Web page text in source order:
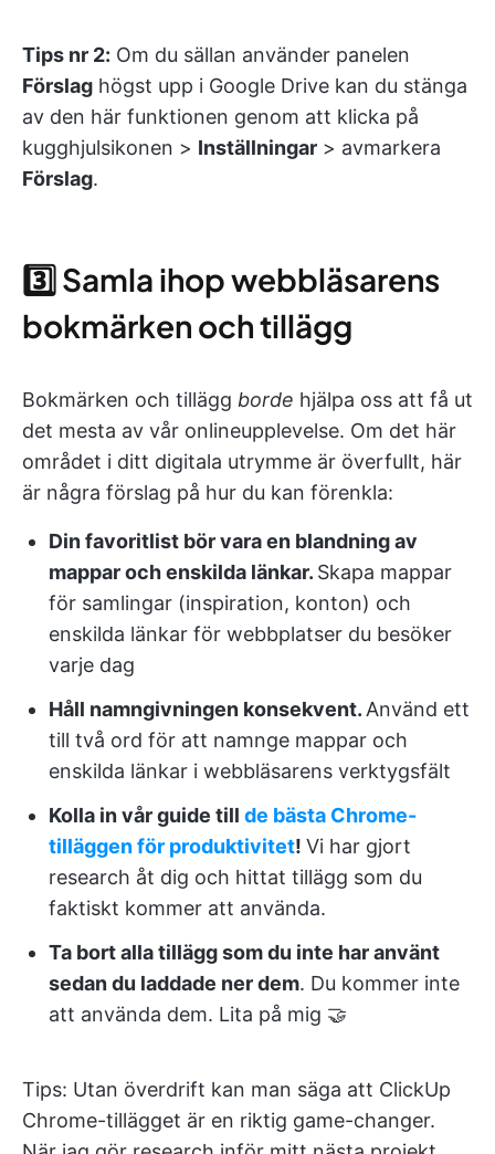
Tips nr 2: Om du sällan använder panelen
Förslag högst upp i Google Drive kan du stänga
av den här funktionen genom att klicka på
kugghjulsikonen > Inställningar > avmarkera
Förslag.
3️⃣ Samla ihop webbläsarens
bokmärken och tillägg
Bokmärken och tillägg borde hjälpa oss att få ut
det mesta av vår onlineupplevelse. Om det här
området i ditt digitala utrymme är överfullt, här
är några förslag på hur du kan förenkla:
Din favoritlist bör vara en blandning av
mappar och enskilda länkar. Skapa mappar
för samlingar (inspiration, konton) och
enskilda länkar för webbplatser du besöker
varje dag
Håll namngivningen konsekvent.Använd ett
till två ord för att namnge mappar och
enskilda länkar i webbläsarens verktygsfält
Kolla in vår guide till de bästa Chrome-
tilläggen för produktivitet! Vi har gjort
research åt dig och hittat tillägg som du
faktiskt kommer att använda.
Ta bort alla tillägg som du inte har använt
sedan du laddade ner dem. Du kommer inte
att använda dem. Lita på mig 🤝
Tips: Utan överdrift kan man säga att ClickUp
Chrome-tillägget är en riktig game-changer.